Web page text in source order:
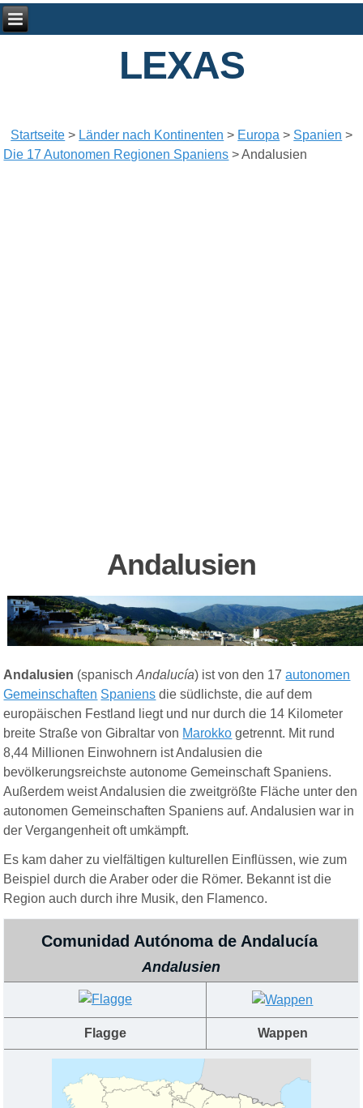
LEXAS
Startseite > Länder nach Kontinenten > Europa > Spanien >
Die 17 Autonomen Regionen Spaniens >Andalusien
Andalusien
Andalusien (spanisch Andalucía) ist von den 17autonomen
Gemeinschaften Spaniens die südlichste, die auf dem
europäischen Festland liegt und nur durch die 14 Kilometer
breite Straße von Gibraltar von Marokko getrennt. Mit rund
8,44 Millionen Einwohnern ist Andalusien die
bevölkerungsreichste autonome Gemeinschaft Spaniens.
Außerdem weist Andalusien die zweitgrößte Fläche unter den
autonomen Gemeinschaften Spaniens auf. Andalusien war in
der Vergangenheit oft umkämpft.
Es kam daher zu vielfältigen kulturellen Einflüssen, wie zum
Beispiel durch die Araber oder die Römer. Bekannt ist die
Region auch durch ihre Musik, den Flamenco.
Comunidad Autónoma de Andalucía
Andalusien
Flagge Wappen